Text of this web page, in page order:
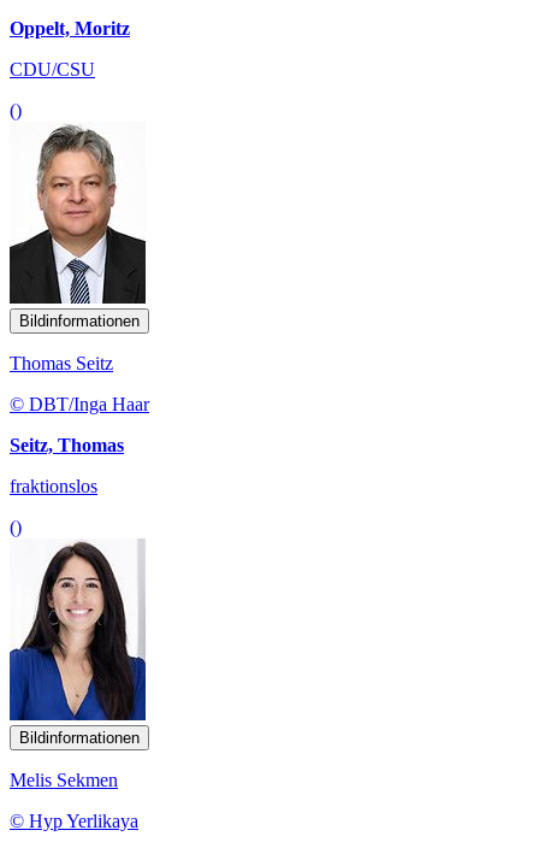
Oppelt, Moritz
CDU/CSU
()
Bildinformationen
Thomas Seitz
© DBT/Inga Haar
Seitz, Thomas
fraktionslos
()
Bildinformationen
Melis Sekmen
© Hyp Yerlikaya